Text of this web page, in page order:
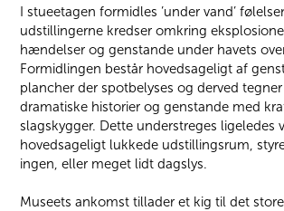
I stueetagen formidles ’under vand’
udstillingerne kredser omkring
hændelser og genstande under havets
Formidlingen består hovedsageligt af
plancher der spotbelyses og derved
dramatiske historier og genstande med
slagskygger. Dette understreges ligeledes
hovedsageligt lukkede udstillingsrum,
ingen, eller meget lidt dagslys.
Museets ankomst tillader et kig til det